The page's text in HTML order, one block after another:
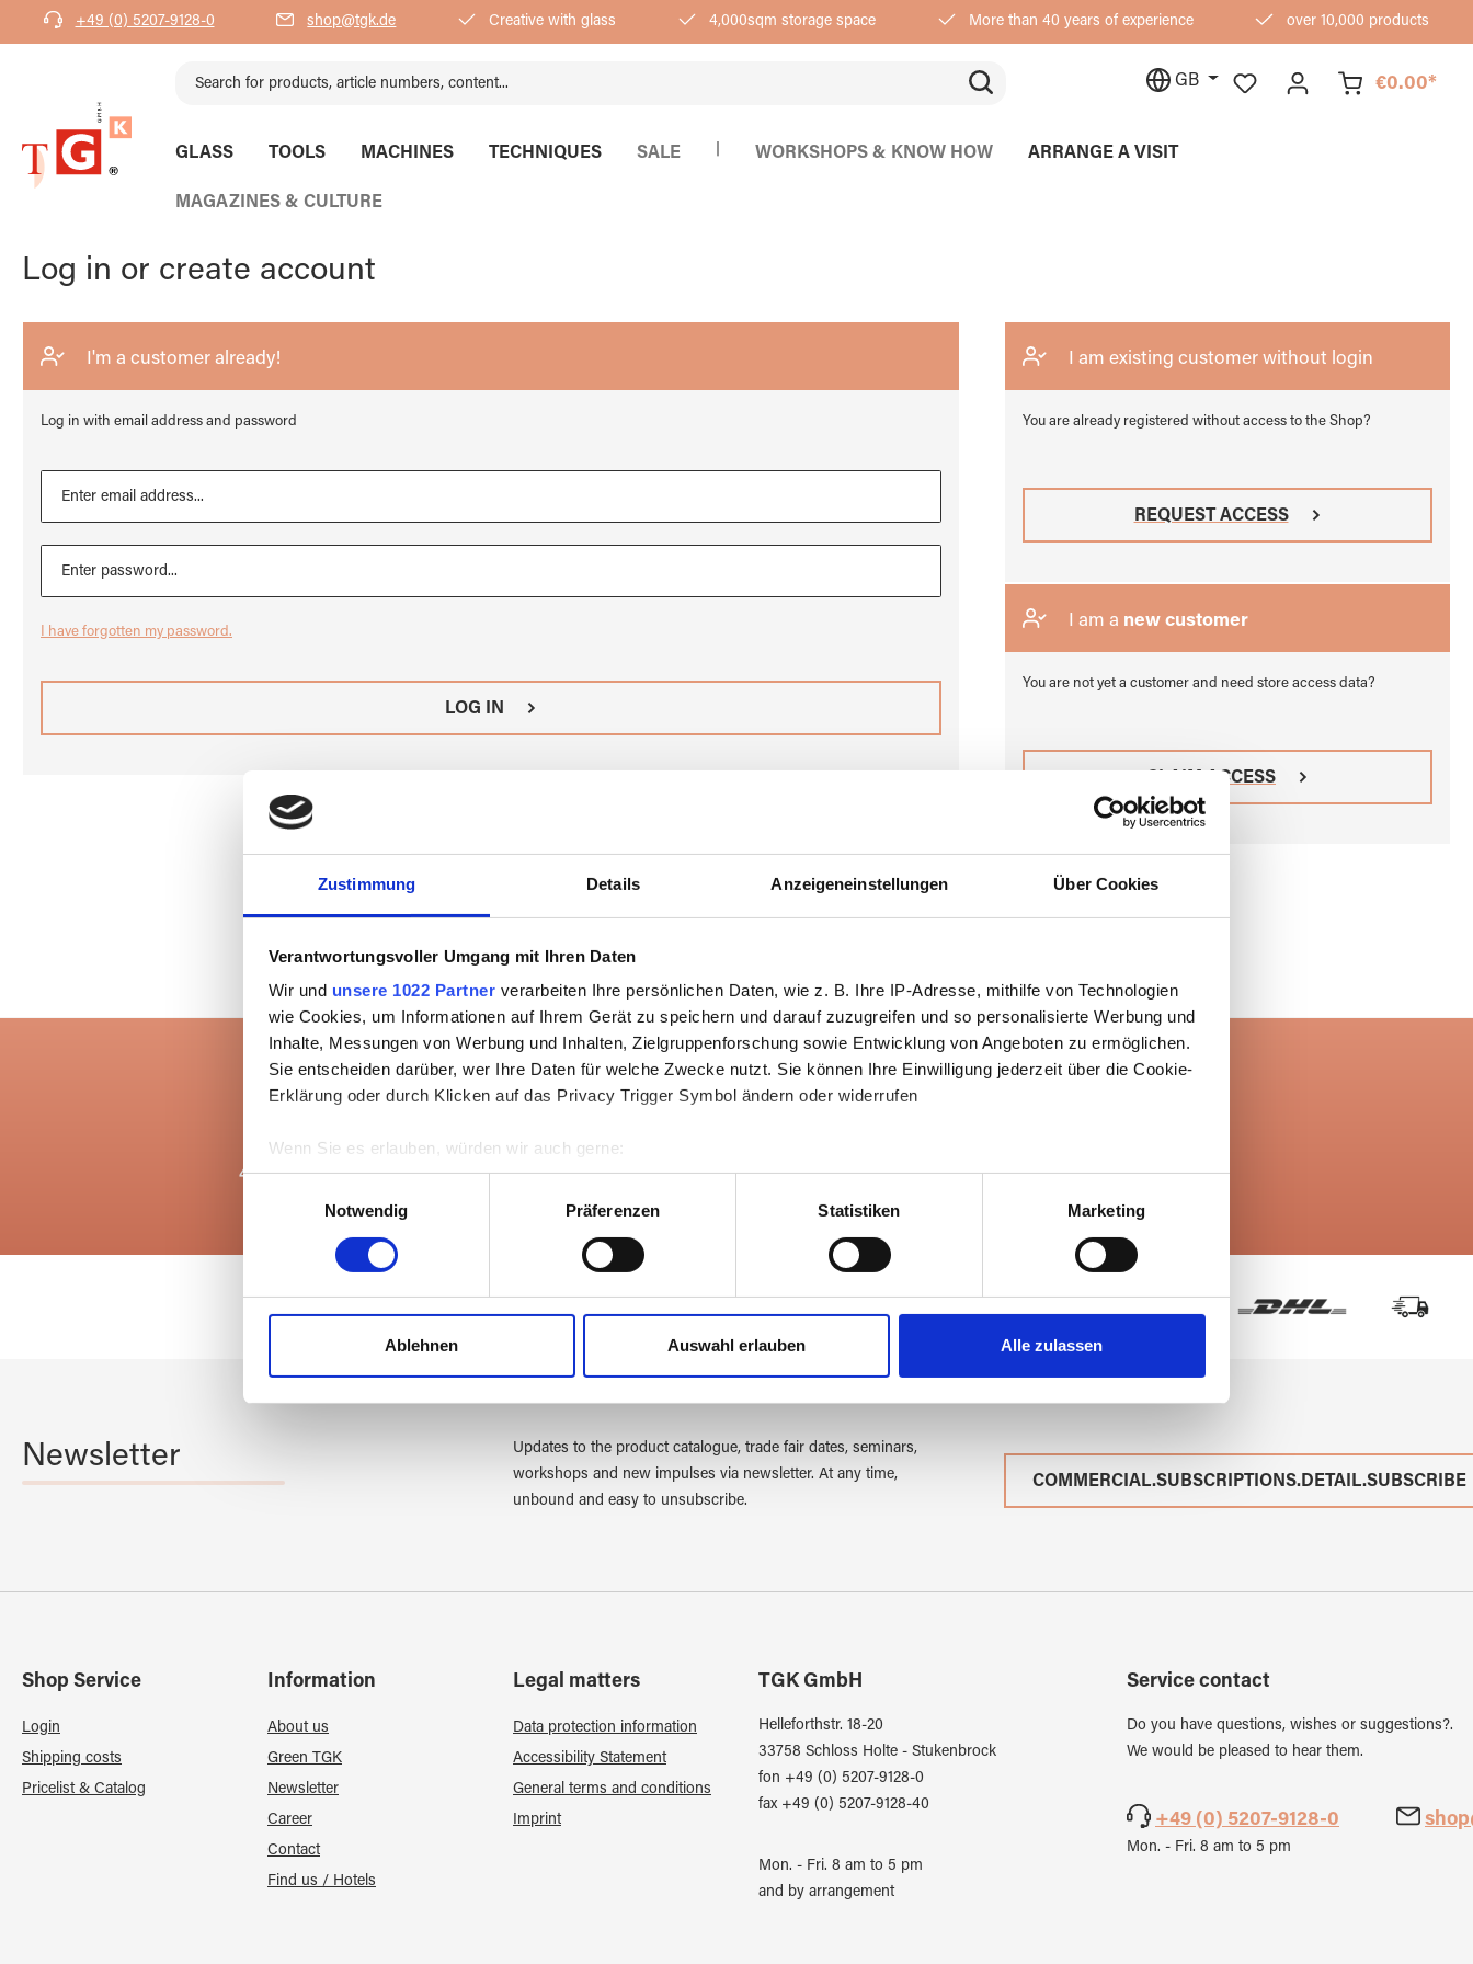
Zustimmung Details Anzeigeneinstellungen Über Cookies
Verantwortungsvoller Umgang mit Ihren Daten
Wir und unsere 1022 Partner verarbeiten Ihre persönlichen Daten, wie z. B. Ihre IP-Adresse, mithilfe von Technologien
wie Cookies, um Informationen auf Ihrem Gerät zu speichern und darauf zuzugreifen und so personalisierte Werbung und
Inhalte, Messungen von Werbung und Inhalten, Zielgruppenforschung sowie Entwicklung von Angeboten zu ermöglichen.
Sie entscheiden darüber, wer Ihre Daten für welche Zwecke nutzt. Sie können Ihre Einwilligung jederzeit über die Cookie-
Erklärung oder durch Klicken auf das Privacy Trigger Symbol ändern oder widerrufen
Wenn Sie es erlauben, würden wir auch gerne:
Informationen über Ihre geografische Lage erfassen, welche bis auf einige Meter genau sein können
Ihr Gerät durch aktives Scannen nach bestimmten Merkmalen (Fingerprinting) identifizieren
Erfahren Sie mehr darüber, wie Ihre persönlichen Daten verarbeitet werden, und legen Sie Ihre Präferenzen imAbschnitt
Einzelheitenfest.
Wir verwenden Cookies, um Inhalte und Anzeigen zu personalisieren, Funktionen für soziale Medien anbieten zu können
und die Zugriffe auf unsere Website zu analysieren. Außerdem geben wir Informationen zu Ihrer Verwendung unserer
Notwendig
Präferenzen Statistiken Marketing
Ablehnen Auswahl erlauben Alle zulassen
Skip to main navigation
+49 (0) 5207-9128-0 shop@tgk.de Creative with glass 4,000sqm storage space More than 40 years of experience over 10,000 products
GB €0.00*
GLASS TOOLS MACHINES TECHNIQUES SALE WORKSHOPS & KNOW HOW ARRANGE A VISIT
MAGAZINES & CULTURE
Log in or create account
I'm a customer already!
Log in with email address and password
I have forgotten my password.
LOG IN
I am existing customer without login
You are already registered without access to the Shop?
REQUEST ACCESS
I am a new customer
You are not yet a customer and need store access data?
CLAIM ACCESS
Everything in stock
4,000sqm storage space
Creative
with glass
of experience
products
Newsletter
Updates to the product catalogue, trade fair dates, seminars,
workshops and new impulses via newsletter. At any time,
unbound and easy to unsubscribe.
COMMERCIAL.SUBSCRIPTIONS.DETAIL.SUBSCRIBE
Shop Service
Login
Shipping costs
Pricelist & Catalog
Information
About us
Green TGK
Newsletter
Career
Contact
Find us / Hotels
Legal matters
Data protection information
Accessibility Statement
General terms and conditions
Imprint
TGK GmbH
Helleforthstr. 18-20
33758 Schloss Holte - Stukenbrock
fon +49 (0) 5207-9128-0
fax +49 (0) 5207-9128-40
Mon. - Fri. 8 am to 5 pm
and by arrangement
Service contact
Do you have questions, wishes or suggestions?.
We would be pleased to hear them.
+49 (0) 5207-9128-0
Mon. - Fri. 8 am to 5 pm